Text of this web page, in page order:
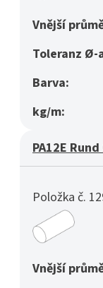
Vnější
Toleranz Ø-
Barva:
kg/m:
PA12E
Položka č.
Vnější